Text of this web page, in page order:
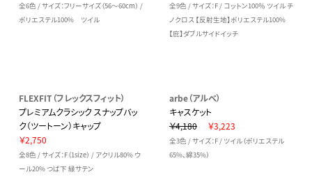
全6色 / サイズ：フリーサイズ（56～60cm） /
ポリエステル100% ツイル
全9色 / サイズ：F / コットン100％ ツイル チ
ノクロス 【反射生地】ポリエステル100%
【庇】ダブルサイドイッチ
FLEXFIT（フレックスフィット）
プレミアムクラシック スナップバッ
ク（ツートーン）キャップ
￥2,750
全8色 / サイズ：F（1size） / アクリル80% ウ
ール20% つば下 緑サテン
arbe（アルベ）
キャスケット
￥4,180
￥3,223
全3色 / サイズ：F / ツイル（ポリエステル
65%、綿35%）